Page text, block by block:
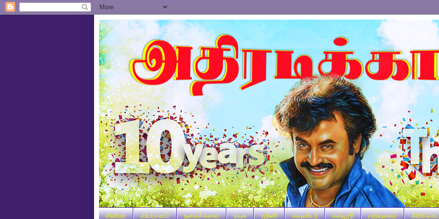
சினிமா விமர்சனம் நகைச்சுவை ரவுசு ரஜினி கவுண்டர் கல்லூரி பதிவுலகம்